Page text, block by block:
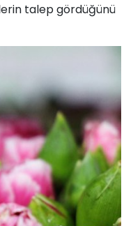
talep gördüğünü